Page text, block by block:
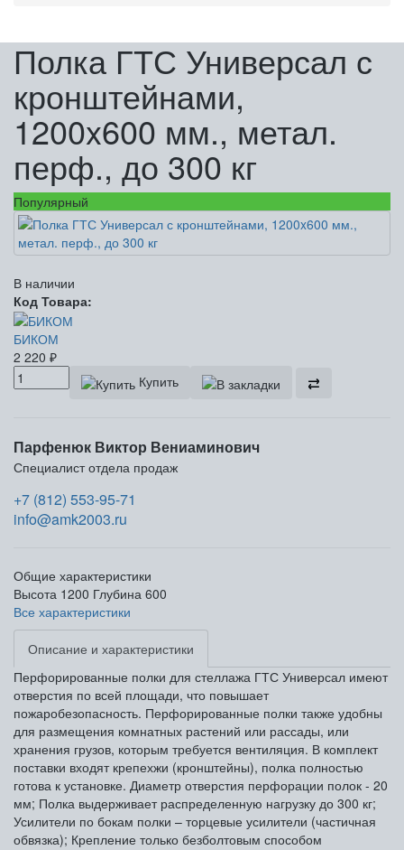
Полка ГТС Универсал с
кронштейнами,
1200x600 мм., метал.
перф., до 300 кг
Популярный
В наличии
Код Товара:
БИКОМ
2 220 ₽
Купить
Парфенюк Виктор Вениаминович
Специалист отдела продаж
+7 (812) 553-95-71
info@amk2003.ru
Общие характеристики
Высота 1200 Глубина 600
Все характеристики
Описание и характеристики
Перфорированные полки для стеллажа ГТС Универсал имеют
отверстия по всей площади, что повышает
пожаробезопасность. Перфорированные полки также удобны
для размещения комнатных растений или рассады, или
хранения грузов, которым требуется вентиляция. В комплект
поставки входят крепехжи (кронштейны), полка полностью
готова к установке. Диаметр отверстия перфорации полок - 20
мм; Полка выдерживает распределенную нагрузку до 300 кг;
Усилители по бокам полки – торцевые усилители (частичная
обвязка); Крепление только безболтовым способом